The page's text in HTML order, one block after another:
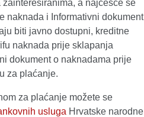
a najčešće se
naknada i Informativni dokument
biti javno dostupni, kreditne
naknada prije sklapanja
dokument o naknadama prije
za plaćanje.
za plaćanje možete se
usluga Hrvatske narodne